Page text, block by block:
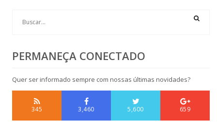
PERMANEÇA CONECTADO
Quer ser informado sempre com nossas últimas novidades?
345 3,460 5,600 659